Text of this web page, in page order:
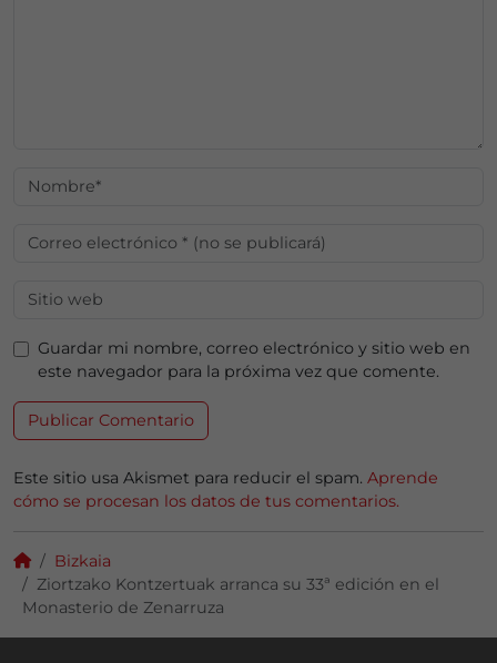
Guardar mi nombre, correo electrónico y sitio web en
este navegador para la próxima vez que comente.
Este sitio usa Akismet para reducir el spam. Aprende
cómo se procesan los datos de tus comentarios.
Bizkaia
Ziortzako Kontzertuak arranca su 33ª edición en el
Monasterio de Zenarruza